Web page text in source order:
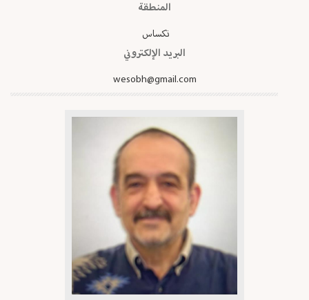
المنطقة
تكساس
البريد الإلكتروني
wesobh@gmail.com